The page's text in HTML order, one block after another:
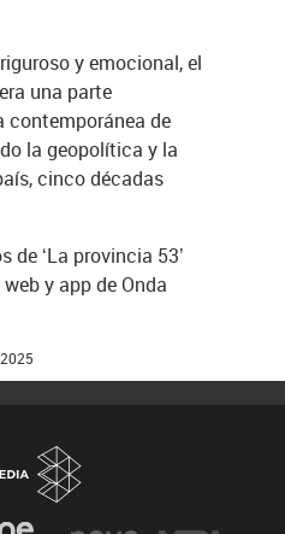
y emocional, el
una parte
de
la geopolítica y la
cinco décadas
de ‘La provincia 53’
y app de Onda